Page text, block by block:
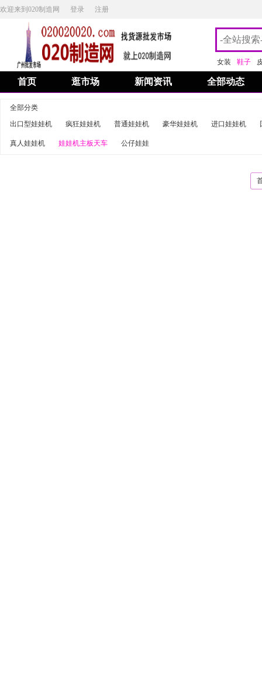
欢迎来到020制造网 登录 注册
女装 鞋子
首页 逛市场 新闻资讯 全部动态
全部分类
出口型娃娃机
疯狂娃娃机 普通娃娃机 豪华娃娃机 进口娃娃机
真人娃娃机 娃娃机主板天车 公仔娃娃